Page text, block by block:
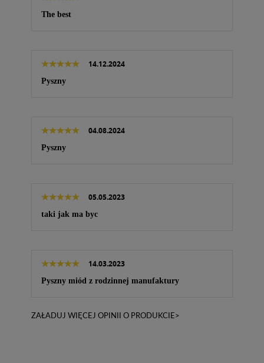
The best
14.12.2024
Pyszny
04.08.2024
Pyszny
05.05.2023
taki jak ma byc
14.03.2023
Pyszny miód z rodzinnej manufaktury
ZAŁADUJ WIĘCEJ OPINII O PRODUKCIE>